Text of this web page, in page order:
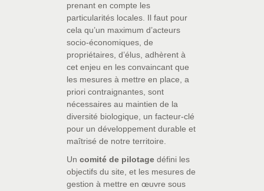
prenant en compte les
particularités locales. Il faut pour
cela qu’un maximum d’acteurs
socio-économiques, de
propriétaires, d’élus, adhèrent à
cet enjeu en les convaincant que
les mesures à mettre en place, a
priori contraignantes, sont
nécessaires au maintien de la
diversité biologique, un facteur-clé
pour un développement durable et
maîtrisé de notre territoire.
Un comité de pilotage défini les
objectifs du site, et les mesures de
gestion à mettre en œuvre sous